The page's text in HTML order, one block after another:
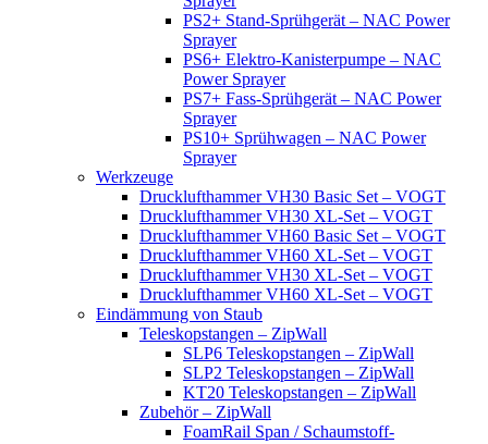
PS2+ Stand-Sprühgerät – NAC Power
Sprayer
PS6+ Elektro-Kanisterpumpe – NAC
Power Sprayer
PS7+ Fass-Sprühgerät – NAC Power
Sprayer
PS10+ Sprühwagen – NAC Power
Sprayer
Werkzeuge
Drucklufthammer VH30 Basic Set – VOGT
Drucklufthammer VH30 XL-Set – VOGT
Drucklufthammer VH60 Basic Set – VOGT
Drucklufthammer VH60 XL-Set – VOGT
Drucklufthammer VH30 XL-Set – VOGT
Drucklufthammer VH60 XL-Set – VOGT
Eindämmung von Staub
Teleskopstangen – ZipWall
SLP6 Teleskopstangen – ZipWall
SLP2 Teleskopstangen – ZipWall
KT20 Teleskopstangen – ZipWall
Zubehör – ZipWall
FoamRail Span / Schaumstoff-